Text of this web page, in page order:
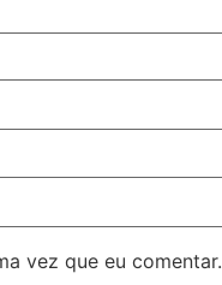
vez que eu comentar.